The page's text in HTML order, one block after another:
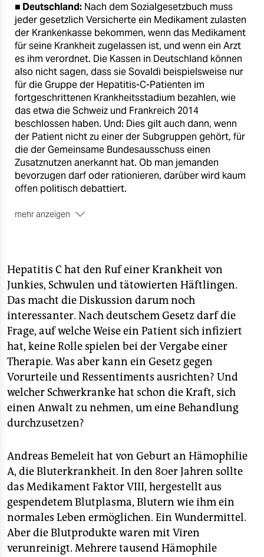
■ Deutschland: Nach dem Sozialgesetzbuch muss
jeder gesetzlich Versicherte ein Medikament zulasten
der Krankenkasse bekommen, wenn das Medikament
für seine Krankheit zugelassen ist, und wenn ein Arzt
es ihm verordnet. Die Kassen in Deutschland können
also nicht sagen, dass sie Sovaldi beispielsweise nur
für die Gruppe der Hepatitis-C-Patienten im
fortgeschrittenen Krankheitsstadium bezahlen, wie
das etwa die Schweiz und Frankreich 2014
beschlossen haben. Und: Dies gilt auch dann, wenn
der Patient nicht zu einer der Subgruppen gehört, für
die der Gemeinsame Bundesausschuss einen
Zusatznutzen anerkannt hat. Ob man jemanden
bevorzugen darf oder rationieren, darüber wird kaum
offen politisch debattiert.
mehr anzeigen
30-Jährige Krebspatientin wird also einer 80-
Jährigen vorgezogen.
Hepatitis C hat den Ruf einer Krankheit von
Junkies, Schwulen und tätowierten Häftlingen.
Das macht die Diskussion darum noch
interessanter. Nach deutschem Gesetz darf die
Frage, auf welche Weise ein Patient sich infiziert
hat, keine Rolle spielen bei der Vergabe einer
Therapie. Was aber kann ein Gesetz gegen
Vorurteile und Ressentiments ausrichten? Und
welcher Schwerkranke hat schon die Kraft, sich
einen Anwalt zu nehmen, um eine Behandlung
durchzusetzen?
Andreas Bemeleit hat von Geburt an Hämophilie
A, die Bluterkrankheit. In den 80er Jahren sollte
das Medikament Faktor VIII, hergestellt aus
gespendetem Blutplasma, Blutern wie ihm ein
normales Leben ermöglichen. Ein Wundermittel.
Aber die Blutprodukte waren mit Viren
verunreinigt. Mehrere tausend Hämophile